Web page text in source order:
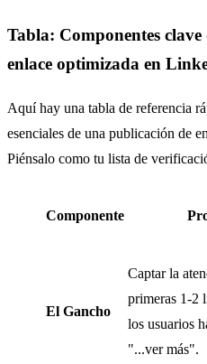
Tabla: Componentes
enlace optimizada en
Aquí hay una tabla de referencia
esenciales de una publicación de
Piénsalo como tu lista de
Componente
El Gancho
Captar la
primeras 1-2
los usuarios
"...ver más".